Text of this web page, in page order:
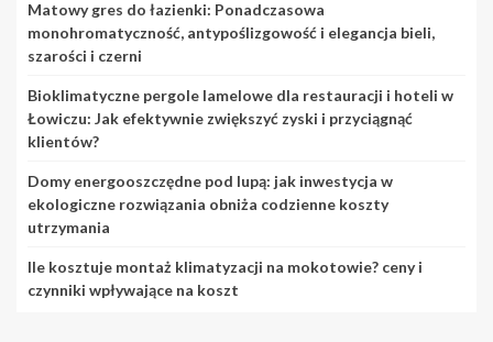
Matowy gres do łazienki: Ponadczasowa
monohromatyczność, antypoślizgowość i elegancja bieli,
szarości i czerni
Bioklimatyczne pergole lamelowe dla restauracji i hoteli w
Łowiczu: Jak efektywnie zwiększyć zyski i przyciągnąć
klientów?
Domy energooszczędne pod lupą: jak inwestycja w
ekologiczne rozwiązania obniża codzienne koszty
utrzymania
Ile kosztuje montaż klimatyzacji na mokotowie? ceny i
czynniki wpływające na koszt